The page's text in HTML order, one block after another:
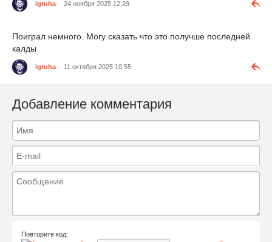
igruha 24 ноября 2025 12:29
Поиграл немного. Могу сказать что это получше последней
калды
igruha 11 октября 2025 10:55
Добавление комментария
Повторите код: